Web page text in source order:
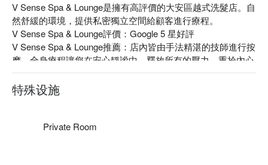
V Sense Spa & Lounge是擁有高評價的大安區越式洗髮店。自
然舒緩的環境，提供私密獨立空間給顧客進行療程。
V Sense Spa & Lounge評價：Google 5 星好評
V Sense Spa & Lounge推薦：店內皆由手法精湛的技師進行按
摩，全身療程讓您在安⼼靜謐中，釋放所有的壓⼒，重拾內⼼
的寧靜與平衡。
V Sense Spa & Lounge 預約、V Sense Spa & Lounge 價格、
V Sense Spa & Lounge 優惠立刻查看⬇︎
特殊设施
Private Room